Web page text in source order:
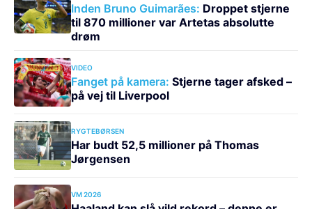
Inden Bruno Guimarães: Droppet stjerne
til 870 millioner var Artetas absolutte
drøm
VIDEO
Fanget på kamera: Stjerne tager afsked –
på vej til Liverpool
RYGTEBØRSEN
Har budt 52,5 millioner på Thomas
Jørgensen
VM 2026